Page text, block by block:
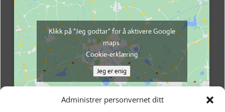
Administrer personvernet ditt
Klikk på "Jeg godtar" for å aktivere Google
maps
Cookie-erklæring
Jeg er enig